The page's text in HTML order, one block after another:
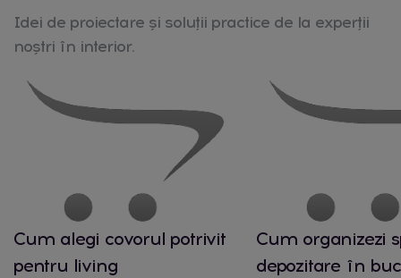
Idei de proiectare și soluții practice de la experții
noștri în interior.
Cum alegi covorul potrivit
pentru living
Cum organizezi
depozitare în